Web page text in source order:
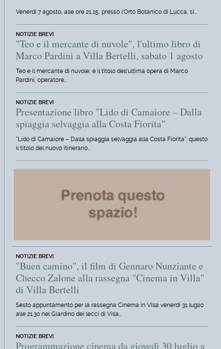
Venerdì 7 agosto, alle ore 21,15, presso l'Orto Botanico di Lucca, si…
NOTIZIE BREVI
"Teo e il mercante di nuvole", l'ultimo libro di
Marco Pardini a Villa Bertelli, sabato 1 agosto
Teo e il mercante di nuvole, è il titolo dell'ultima opera di Marco
Pardini, operatore…
NOTIZIE BREVI
Presentazione libro "Lido di Camaiore – Dalla
spiaggia selvaggia alla Costa Fiorita"
"Lido di Camaiore – Dalla spiaggia selvaggia alla Costa Fiorita": questo
il titolo del nuovo itinerario…
NOTIZIE BREVI
"Buen camino", il film di Gennaro Nunziante e
Checco Zalone alla rassegna "Cinema in Villa"
di Villa Bertelli
Sesto appuntamento per la rassegna Cinema in Villa venerdì 31 luglio
alle 21.30 nel Giardino dei lecci di Villa…
NOTIZIE BREVI
Programmazione cinema da giovedì 30 luglio a